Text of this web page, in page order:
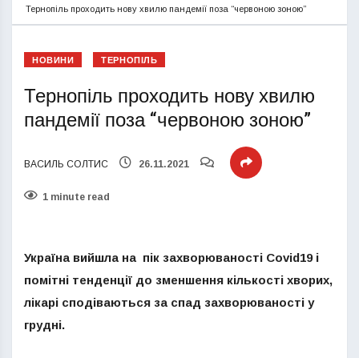
Тернопіль проходить нову хвилю пандемії поза “червоною зоною”
НОВИНИ ТЕРНОПІЛЬ
Тернопіль проходить нову хвилю
пандемії поза “червоною зоною”
ВАСИЛЬ СОЛТИС 26.11.2021
1 minute read
Україна вийшла на пік захворюваності Covid19 і
помітні тенденції до зменшення кількості хворих,
лікарі сподіваються за спад захворюваності у
грудні.